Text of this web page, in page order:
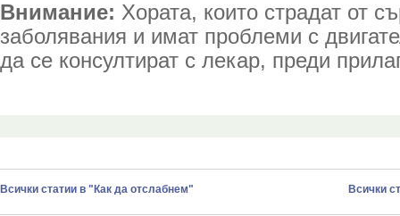
Внимание: Хората, които страдат от
заболявания и имат проблеми с
да се консултират с лекар, преди
Всички статии в "Как да отслабнем" Всички